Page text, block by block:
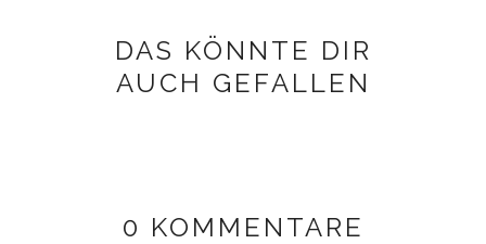
DAS KÖNNTE DIR
AUCH GEFALLEN
0 KOMMENTARE